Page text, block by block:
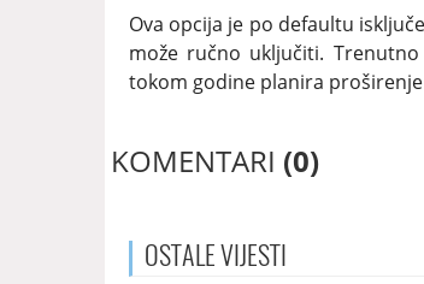
Ova opcija je po defaultu
može ručno uključiti.
tokom godine planira
KOMENTARI (0)
OSTALEVIJESTI